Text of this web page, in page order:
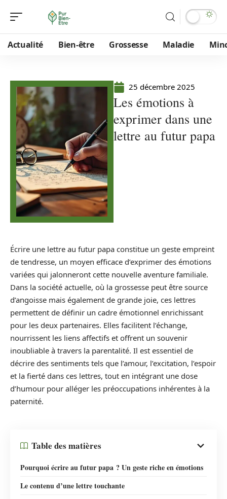
Actualité Bien-être Grossesse Maladie
25 décembre 2025
Les émotions à
exprimer dans une
lettre au futur papa
Écrire une lettre au futur papa constitue un geste empreint
de tendresse, un moyen efficace d’exprimer des émotions
variées qui jalonneront cette nouvelle aventure familiale.
Dans la société actuelle, où la grossesse peut être source
d’angoisse mais également de grande joie, ces lettres
permettent de définir un cadre émotionnel enrichissant
pour les deux partenaires. Elles facilitent l’échange,
nourrissent les liens affectifs et offrent un souvenir
inoubliable à travers la parentalité. Il est essentiel de
décrire des sentiments tels que l’amour, l’excitation, l’espoir
et la fierté dans ces lettres, tout en intégrant une dose
d’humour pour alléger les préoccupations inhérentes à la
paternité.
Table des matières
Pourquoi écrire au futur papa ? Un geste riche en émotions
Le contenu d’une lettre touchante